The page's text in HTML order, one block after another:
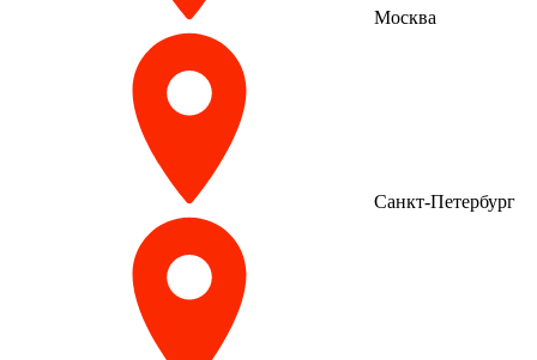
Москва
Санкт-Петербург